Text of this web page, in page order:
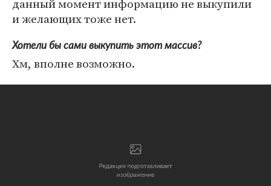
данный момент информацию не выкупили
и желающих тоже нет.
Хотели бы сами выкупить этот массив?
Хм, вполне возможно.